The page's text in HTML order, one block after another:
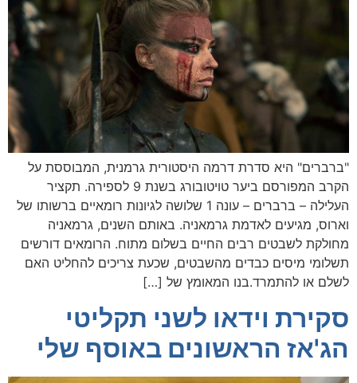
"ברברים" היא סדרת דרמה היסטורית גרמנית, המבוססת על
הקרב המפורסם ביער טויטובורג בשנת 9 לספירה. תקציר
העלילה – ברברים – עונה 1 שלושה לגיונות רומאיים ברשותו של
וארוס, מגיעים לאדמת גרמאניה. באותם השנים, גרמאניה
מחולקת לשבטים רבים החיים בשלום מתוח. הרומאים דורשים
תשלומי מיסים כבדים מהשבטים, שכעת צריכים להחליט האם
לשלם או להתמרד.בנו המאומץ של […]
סקירת וידאו לשני תקליטי
הג'אז הראשונים באוסף שלי